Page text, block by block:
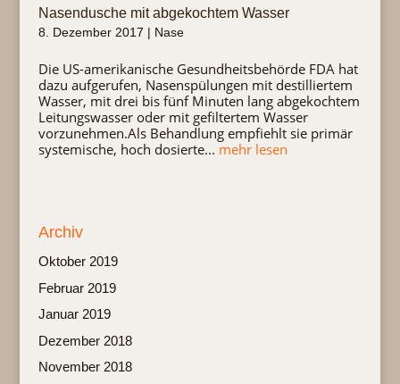
Nasendusche mit abgekochtem Wasser
8. Dezember 2017 | Nase
Die US-amerikanische Gesundheitsbehörde FDA hat
dazu aufgerufen, Nasenspülungen mit destilliertem
Wasser, mit drei bis fünf Minuten lang abgekochtem
Leitungswasser oder mit gefiltertem Wasser
vorzunehmen.Als Behandlung empfiehlt sie primär
systemische, hoch dosierte... mehr lesen
Archiv
Oktober 2019
Februar 2019
Januar 2019
Dezember 2018
November 2018